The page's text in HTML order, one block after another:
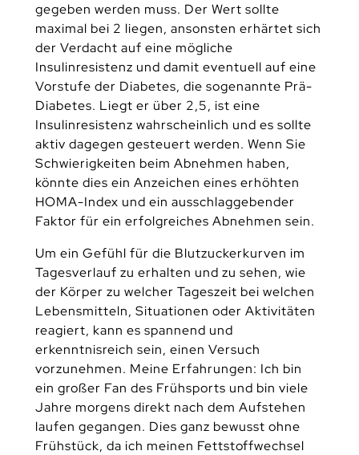
gegeben werden muss. Der Wert sollte
maximal bei 2 liegen, ansonsten erhärtet sich
der Verdacht auf eine mögliche
Insulinresistenz und damit eventuell auf eine
Vorstufe der Diabetes, die sogenannte Prä-
Diabetes. Liegt er über 2,5, ist eine
Insulinresistenz wahrscheinlich und es sollte
aktiv dagegen gesteuert werden. Wenn Sie
Schwierigkeiten beim Abnehmen haben,
könnte dies ein Anzeichen eines erhöhten
HOMA-Index und ein ausschlaggebender
Faktor für ein erfolgreiches Abnehmen sein.
Um ein Gefühl für die Blutzuckerkurven im
Tagesverlauf zu erhalten und zu sehen, wie
der Körper zu welcher Tageszeit bei welchen
Lebensmitteln, Situationen oder Aktivitäten
reagiert, kann es spannend und
erkenntnisreich sein, einen Versuch
vorzunehmen. Meine Erfahrungen: Ich bin
ein großer Fan des Frühsports und bin viele
Jahre morgens direkt nach dem Aufstehen
laufen gegangen. Dies ganz bewusst ohne
Frühstück, da ich meinen Fettstoffwechsel